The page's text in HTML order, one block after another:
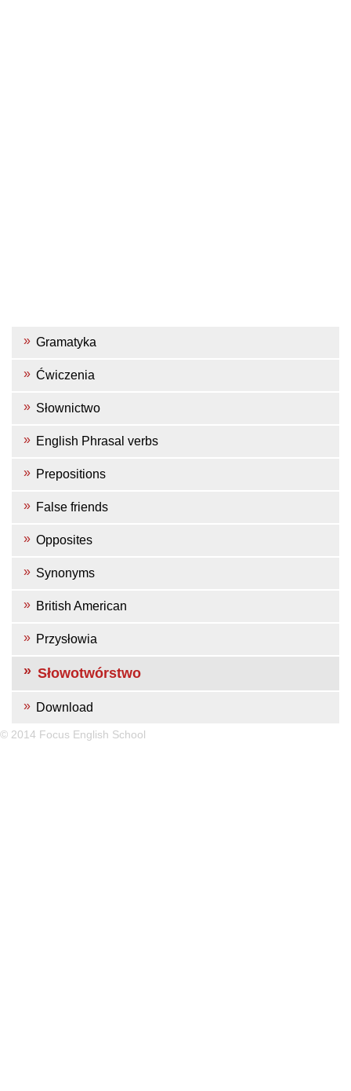
Gramatyka
Ćwiczenia
Słownictwo
English Phrasal verbs
Prepositions
False friends
Opposites
Synonyms
British American
Przysłowia
Słowotwórstwo
Download
© 2014 Focus English School